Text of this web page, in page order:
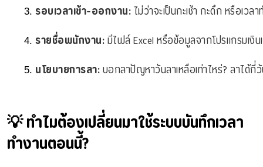
รอบเวลาเข้า-ออกงาน: ไม่ว่าจะเป็นกะเช้า กะดึก หรือเ
รายชื่อพนักงาน: มีไฟล์ Excel หรือข้อมูลจากโปรแกรมเงิ
นโยบายการลา: บอกลาปัญหาวันลาเหลือเท่าไหร่? ลาได้
💡 ทำไมต้องเปลี่ยนมาใช้ระบบบันทึกเวลา
ทำงานตอนนี้?